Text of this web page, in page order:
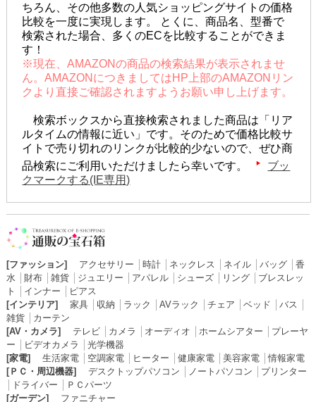
ちろん、その他多数の人気ショッピングサイトの価格
比較を一度に実現します。 とくに、商品名、型番で
検索された場合、多くのECを比較することができま
す！
※現在、AMAZONの商品の検索結果が表示されませ
ん。AMAZONにつきましてはHP上部のAMAZONリン
クより直接ご確認されますようお願い申し上げます。
検索ボックスから直接検索されました商品は「リア
ルタイムの情報に近い」です。そのためで価格比較サ
イトで売り切れのリンクが比較的少ないので、ぜひ商
品検索にご利用いただけましたら幸いです。
ブッ
クマークする(IE専用)
[ファッション] アクセサリー 時計│ ネックレス ネイル│ バッグ│ 香
水
財布│ 雑貨│ ジュエリー アパレル│ シューズ│ リング│ ブレスレッ
ト
インナー
ピアス
[インテリア]
家具│ 収納 ラック AVラック チェア ベッド バス
雑貨│ カーテン
[AV・カメラ]
テレビ│ カメラ オーディオ ホームシアター
プレーヤ
ー
ビデオカメラ
光学機器
[家電]
生活家電│ 空調家電│ ヒーター 健康家電│ 美容家電│情報家電
[ＰＣ・周辺機器]
デスクトップパソコン ノートパソコン
プリンター
ドライバー
ＰＣパーツ
[ガーデン]
ファニチャー